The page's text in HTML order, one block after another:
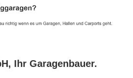
Ihr Garagenbauer.